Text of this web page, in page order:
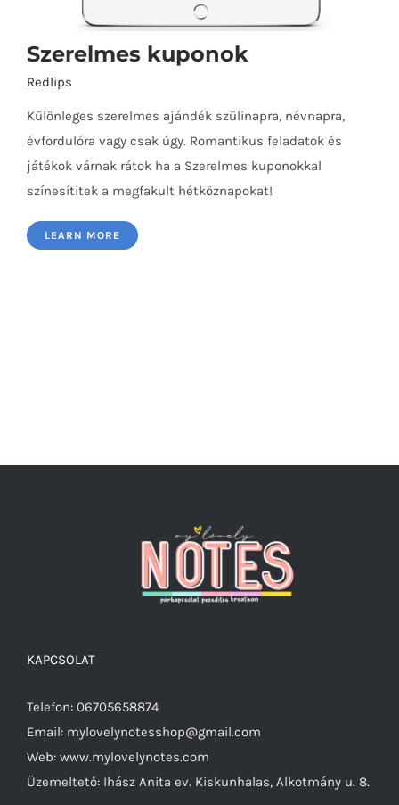
Szerelmes kuponok
Szerelmes kuponok
Redlips
Különleges szerelmes ajándék szülinapra, névnapra,
évfordulóra vagy csak úgy. Romantikus feladatok és
játékok várnak rátok ha a Szerelmes kuponokkal
színesítitek a megfakult hétköznapokat!
LEARN MORE
KAPCSOLAT
Telefon: 06705658874
Email: mylovelynotesshop@gmail.com
Web: www.mylovelynotes.com
Üzemeltető: Ihász Anita ev. Kiskunhalas, Alkotmány u. 8.